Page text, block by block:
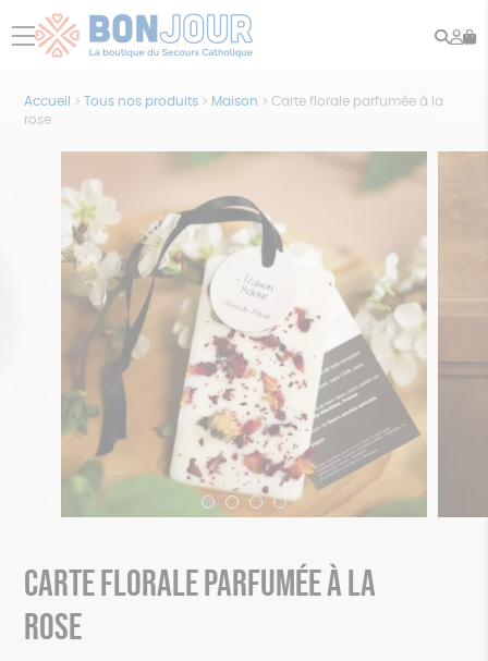
menu
Accueil > Tous nos produits> Maison > Carte florale parfumée à la
rose
Carte florale parfumée à la
rose